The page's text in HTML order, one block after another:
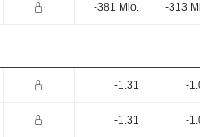
-381 Mio. -313
-1.31 -
-1.31 -